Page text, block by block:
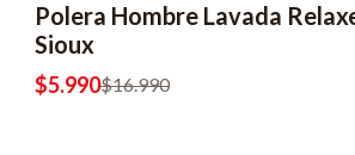
-65% OFF
2x8990
Polera Hombre Lavada
Sioux
$5.990$16.990